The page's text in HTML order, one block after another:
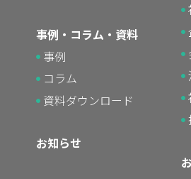
事例・コラム・資料
事例
コラム
資料ダウンロード
お知らせ